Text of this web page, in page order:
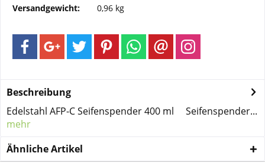
Versandgewicht:
0,96 kg
Beschreibung
Edelstahl AFP-C Seifenspender 400 ml Seifenspender...
mehr
Ähnliche Artikel